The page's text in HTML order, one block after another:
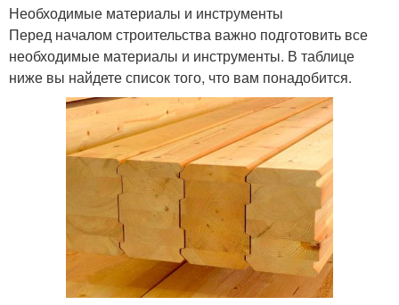
Необходимые материалы и инструменты
Перед началом строительства важно подготовить все
необходимые материалы и инструменты. В таблице
ниже вы найдете список того, что вам понадобится.